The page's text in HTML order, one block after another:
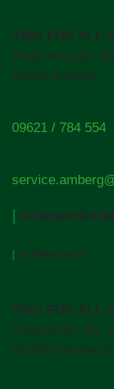
TWO FOR ALL
Regensburger
92224 Amberg
09621 / 784 554
| in Hahnbach
TWO FOR ALL
Sulzbacher Str.
92256 Hahnbach